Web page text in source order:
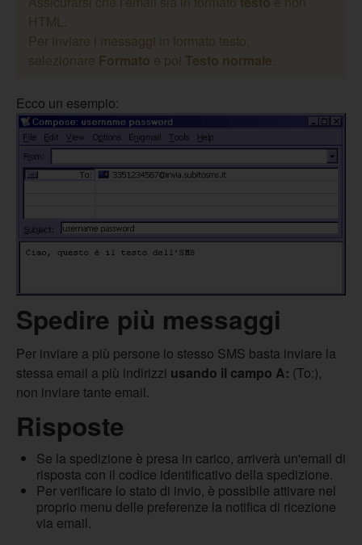
HTML.
Per inviare i messaggi in formato testo,
selezionare Formato e poi Testo normale.
Ecco un esempio:
Spedire più messaggi
Per inviare a più persone lo stesso SMS basta inviare la
stessa email a più indirizzi usando il campo A: (To:),
non inviare tante email.
Risposte
Se la spedizione è presa in carico, arriverà un'email di
risposta con il codice identificativo della spedizione.
Per verificare lo stato di invio, è possibile attivare nel
proprio menu delle preferenze la notifica di ricezione
via email.